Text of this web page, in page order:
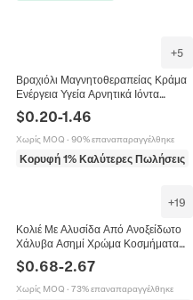
+5
Βραχιόλι Μαγνητοθεραπείας Κράμα
Ενέργεια Υγεία Αρνητικά Ιόντα
Θεραπεία Αλυσίδα Κοσμήματα Για
Άνδρες Ρυθμιζόμενο Κομψό
Αξεσουάρ
$0.20-1.46
Χωρίς MOQ · 90% επαναπαραγγέλθηκε
Κορυφή 1% Καλύτερες Πωλήσεις
+19
Κολιέ Με Αλυσίδα Από Ανοξείδωτο
Χάλυβα Ασημί Χρώμα Κοσμήματα
Για Άνδρες Γυναίκες Στυλ Hip Hop
Punk Rock
$0.68-2.67
Χωρίς MOQ · 73% επαναπαραγγέλθηκε